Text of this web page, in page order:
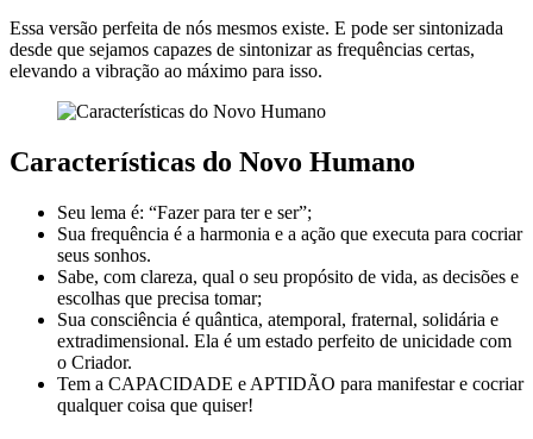
Essa versão perfeita de nós mesmos existe. E pode ser sintonizada
desde que sejamos capazes de sintonizar as frequências certas,
elevando a vibração ao máximo para isso.
Características do Novo Humano
Seu lema é: “Fazer para ter e ser”;
Sua frequência é a harmonia e a ação que executa para cocriar
seus sonhos.
Sabe, com clareza, qual o seu propósito de vida, as decisões e
escolhas que precisa tomar;
Sua consciência é quântica, atemporal, fraternal, solidária e
extradimensional. Ela é um estado perfeito de unicidade com
o Criador.
Tem a CAPACIDADE e APTIDÃO para manifestar e cocriar
qualquer coisa que quiser!